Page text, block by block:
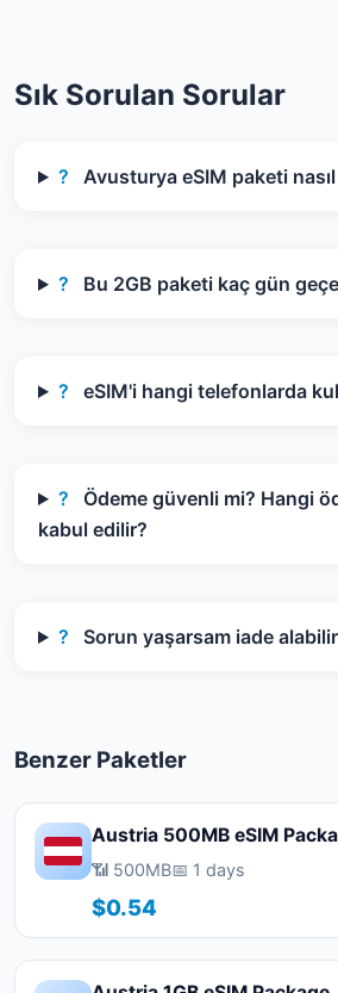
Sık Sorulan Sorular
? Avusturya eSIM paketi
? Bu 2GB paketi kaç gün
? eSIM'i hangi telefonlarda
?
Ödeme güvenli mi? Hangi
kabul edilir?
? Sorun yaşarsam iade
Benzer Paketler
Austria 500MB eSIM
📶 500MB📅 1 days
$0.54